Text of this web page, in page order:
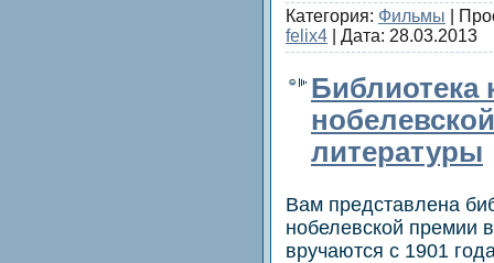
Категория: Фильмы |
felix4 | Дата: 28.03.2013
Библиотека
литературы
Вам представлена
нобелевской премии
вручаются с 1901